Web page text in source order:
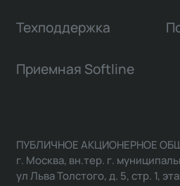
Техподдержка
Приемная Softline
ПУБЛИЧНОЕ АКЦИОНЕРНОЕ
г. Москва, вн.тер. г.
ул Льва Толстого, д. 5, стр. 1,